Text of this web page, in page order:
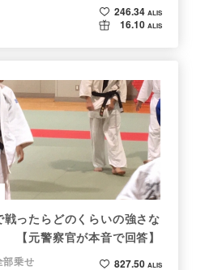
246.34 ALIS
16.10 ALIS
ったらどのくらいの強さな
【元警察官が本音で回答】
部乗せ
827.50 ALIS